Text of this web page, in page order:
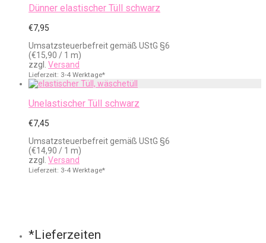
Dünner elastischer Tüll schwarz
€7,95
Umsatzsteuerbefreit gemäß UStG §6
(€15,90 / 1 m)
zzgl. Versand
Lieferzeit: 3-4 Werktage*
Unelastischer Tüll schwarz
€7,45
Umsatzsteuerbefreit gemäß UStG §6
(€14,90 / 1 m)
zzgl. Versand
Lieferzeit: 3-4 Werktage*
*Lieferzeiten